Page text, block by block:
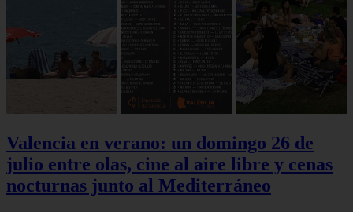
Valencia en verano: un domingo 26 de
julio entre olas, cine al aire libre y cenas
nocturnas junto al Mediterráneo